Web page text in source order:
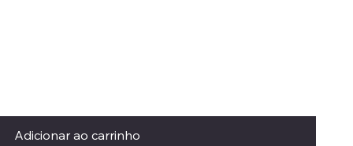
Adicionar ao carrinho